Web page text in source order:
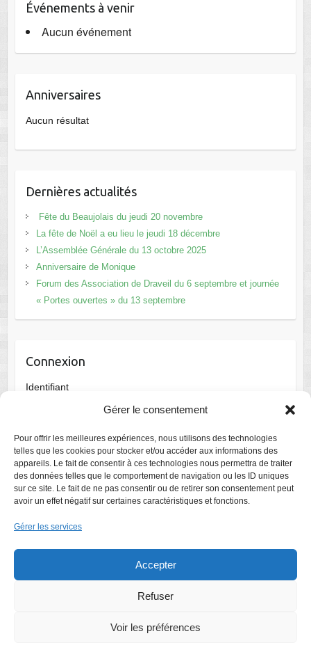
Gérer le consentement
Pour offrir les meilleures expériences, nous utilisons des technologies
telles que les cookies pour stocker et/ou accéder aux informations des
appareils. Le fait de consentir à ces technologies nous permettra de traiter
des données telles que le comportement de navigation ou les ID uniques
sur ce site. Le fait de ne pas consentir ou de retirer son consentement peut
avoir un effet négatif sur certaines caractéristiques et fonctions.
Gérer les services
Accepter
Refuser
Voir les préférences
Événements à venir
Aucun événement
Anniversaires
Aucun résultat
Dernières actualités
Fête du Beaujolais du jeudi 20 novembre
La fête de Noël a eu lieu le jeudi 18 décembre
L’Assemblée Générale du 13 octobre 2025
Anniversaire de Monique
Forum des Association de Draveil du 6 septembre et journée
« Portes ouvertes » du 13 septembre
Connexion
Identifiant
Mot de passe
Se souvenir de moi
Bridge Club Draveil. Thème par